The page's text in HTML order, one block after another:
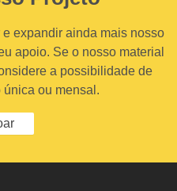
expandir ainda mais nosso
apoio. Se o nosso material
a possibilidade de
ou mensal.